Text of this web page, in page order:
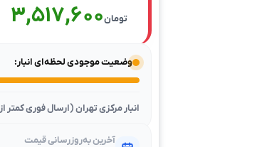
تومان3,517,600
وضعیت موجودی لحظه‌ای انبار:
انبار مرکزی تهران (ارسال فوری کمتر از ۴۵ دقیقه)
آخرین به‌روزرسانی قیمت